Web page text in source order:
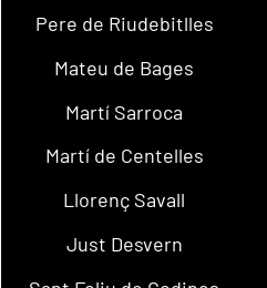
Pere de Riudebitlles
Mateu de Bages
Martí Sarroca
Martí de Centelles
Llorenç Savall
Just Desvern